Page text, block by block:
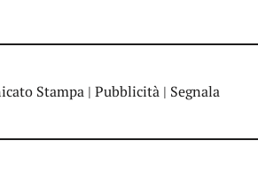
Stampa | Pubblicità | Segnala